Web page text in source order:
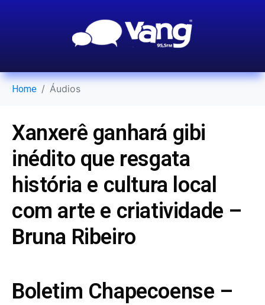
Home Áudios
Xanxerê ganhará gibi
inédito que resgata
história e cultura local
com arte e criatividade –
Bruna Ribeiro
Boletim Chapecoense –